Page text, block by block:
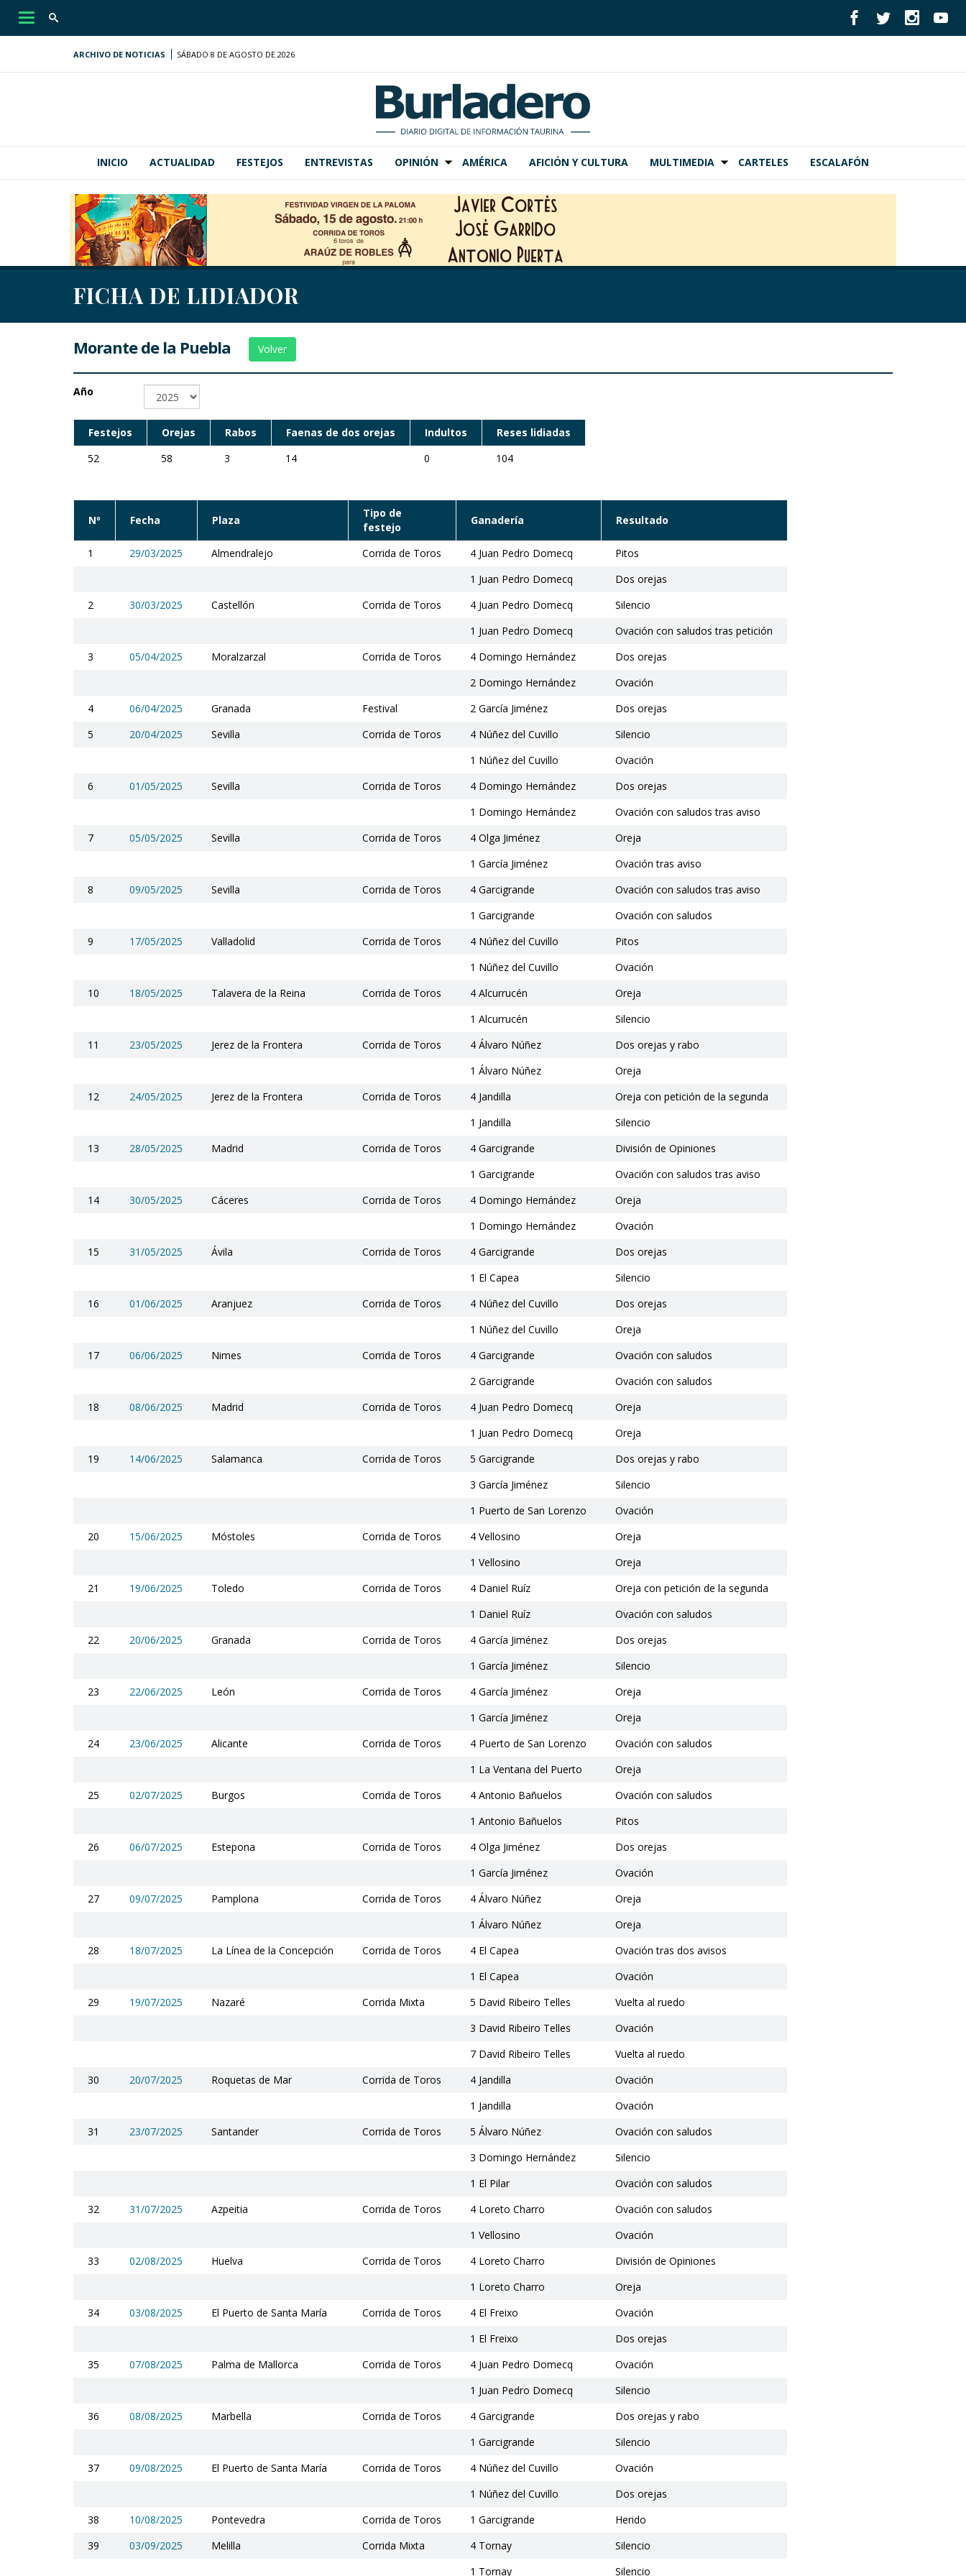
Desplegar
ARCHIVO DE NOTICIAS SÁBADO 8 DE AGOSTO DE 2026
INICIO ACTUALIDAD FESTEJOS ENTREVISTAS OPINIÓN AMÉRICA AFICIÓN Y CULTURA MULTIMEDIA CARTELES ESCALAFÓN
FICHA DE LIDIADOR
Morante de la Puebla Volver
Año
Festejos Orejas Rabos Faenas de dos orejas Indultos
Reses lidiadas
52
58 3 14 0 104
Nº Fecha Plaza
Tipo de
festejo
Ganadería Resultado
1 29/03/2025 Almendralejo Corrida de Toros 4 Juan Pedro Domecq
Pitos
1 Juan Pedro Domecq
Dos orejas
2
30/03/2025 Castellón Corrida de Toros 4 Juan Pedro Domecq
Silencio
1 Juan Pedro Domecq
Ovación con saludos tras petición
3
05/04/2025 Moralzarzal Corrida de Toros 4 Domingo Hernández
Dos orejas
2 Domingo Hernández
Ovación
4
06/04/2025 Granada Festival 2 García Jiménez
Dos orejas
5
20/04/2025 Sevilla Corrida de Toros 4 Núñez del Cuvillo
Silencio
1 Núñez del Cuvillo
Ovación
6
01/05/2025 Sevilla Corrida de Toros 4 Domingo Hernández
Dos orejas
1 Domingo Hernández
Ovación con saludos tras aviso
7
05/05/2025 Sevilla Corrida de Toros 4 Olga Jiménez
Oreja
1 García Jiménez
Ovación tras aviso
8
09/05/2025 Sevilla Corrida de Toros 4 Garcigrande
Ovación con saludos tras aviso
1 Garcigrande
Ovación con saludos
9
17/05/2025 Valladolid Corrida de Toros 4 Núñez del Cuvillo
Pitos
1 Núñez del Cuvillo
Ovación
10
18/05/2025 Talavera de la Reina Corrida de Toros 4 Alcurrucén
Oreja
1 Alcurrucén
Silencio
11
23/05/2025 Jerez de la Frontera Corrida de Toros 4 Álvaro Núñez
Dos orejas y rabo
1 Álvaro Núñez
Oreja
12
24/05/2025 Jerez de la Frontera Corrida de Toros 4 Jandilla
Oreja con petición de la segunda
1 Jandilla
Silencio
13
28/05/2025 Madrid Corrida de Toros 4 Garcigrande
División de Opiniones
1 Garcigrande
Ovación con saludos tras aviso
14
30/05/2025 Cáceres Corrida de Toros 4 Domingo Hernández
Oreja
1 Domingo Hernández
Ovación
15
31/05/2025 Ávila Corrida de Toros 4 Garcigrande
Dos orejas
1 El Capea
Silencio
16
01/06/2025 Aranjuez Corrida de Toros 4 Núñez del Cuvillo
Dos orejas
1 Núñez del Cuvillo
Oreja
17
06/06/2025 Nimes Corrida de Toros 4 Garcigrande
Ovación con saludos
2 Garcigrande
Ovación con saludos
18
08/06/2025 Madrid Corrida de Toros 4 Juan Pedro Domecq
Oreja
1 Juan Pedro Domecq
Oreja
19
14/06/2025 Salamanca Corrida de Toros 5 Garcigrande
Dos orejas y rabo
3 García Jiménez
Silencio
1 Puerto de San Lorenzo
Ovación
20
15/06/2025 Móstoles Corrida de Toros 4 Vellosino
Oreja
1 Vellosino
Oreja
21
19/06/2025 Toledo Corrida de Toros 4 Daniel Ruíz
Oreja con petición de la segunda
1 Daniel Ruíz
Ovación con saludos
22
20/06/2025 Granada Corrida de Toros 4 García Jiménez
Dos orejas
1 García Jiménez
Silencio
23
22/06/2025 León Corrida de Toros 4 García Jiménez
Oreja
1 García Jiménez
Oreja
24
23/06/2025 Alicante Corrida de Toros 4 Puerto de San Lorenzo
Ovación con saludos
1 La Ventana del Puerto
Oreja
25
02/07/2025 Burgos Corrida de Toros 4 Antonio Bañuelos
Ovación con saludos
1 Antonio Bañuelos
Pitos
26
06/07/2025 Estepona Corrida de Toros 4 Olga Jiménez
Dos orejas
1 García Jiménez
Ovación
27
09/07/2025 Pamplona Corrida de Toros 4 Álvaro Núñez
Oreja
1 Álvaro Núñez
Oreja
28
18/07/2025 La Línea de la Concepción Corrida de Toros 4 El Capea
Ovación tras dos avisos
1 El Capea
Ovación
29
19/07/2025 Nazaré Corrida Mixta 5 David Ribeiro Telles
Vuelta al ruedo
3 David Ribeiro Telles
Ovación
7 David Ribeiro Telles
Vuelta al ruedo
30
20/07/2025 Roquetas de Mar Corrida de Toros 4 Jandilla
Ovación
1 Jandilla
Ovación
31
23/07/2025 Santander Corrida de Toros 5 Álvaro Núñez
Ovación con saludos
3 Domingo Hernández
Silencio
1 El Pilar
Ovación con saludos
32
31/07/2025 Azpeitia Corrida de Toros 4 Loreto Charro
Ovación con saludos
1 Vellosino
Ovación
33
02/08/2025 Huelva Corrida de Toros 4 Loreto Charro
División de Opiniones
1 Loreto Charro
Oreja
34
03/08/2025 El Puerto de Santa María Corrida de Toros 4 El Freixo
Ovación
1 El Freixo
Dos orejas
35
07/08/2025 Palma de Mallorca Corrida de Toros 4 Juan Pedro Domecq
Ovación
1 Juan Pedro Domecq
Silencio
36
08/08/2025 Marbella Corrida de Toros 4 Garcigrande
Dos orejas y rabo
1 Garcigrande
Silencio
37
09/08/2025 El Puerto de Santa María Corrida de Toros 4 Núñez del Cuvillo
Ovación
1 Núñez del Cuvillo
Dos orejas
38
10/08/2025 Pontevedra Corrida de Toros 1 Garcigrande
Herido
39
03/09/2025 Melilla Corrida Mixta 4 Tornay
Silencio
1 Tornay
Silencio